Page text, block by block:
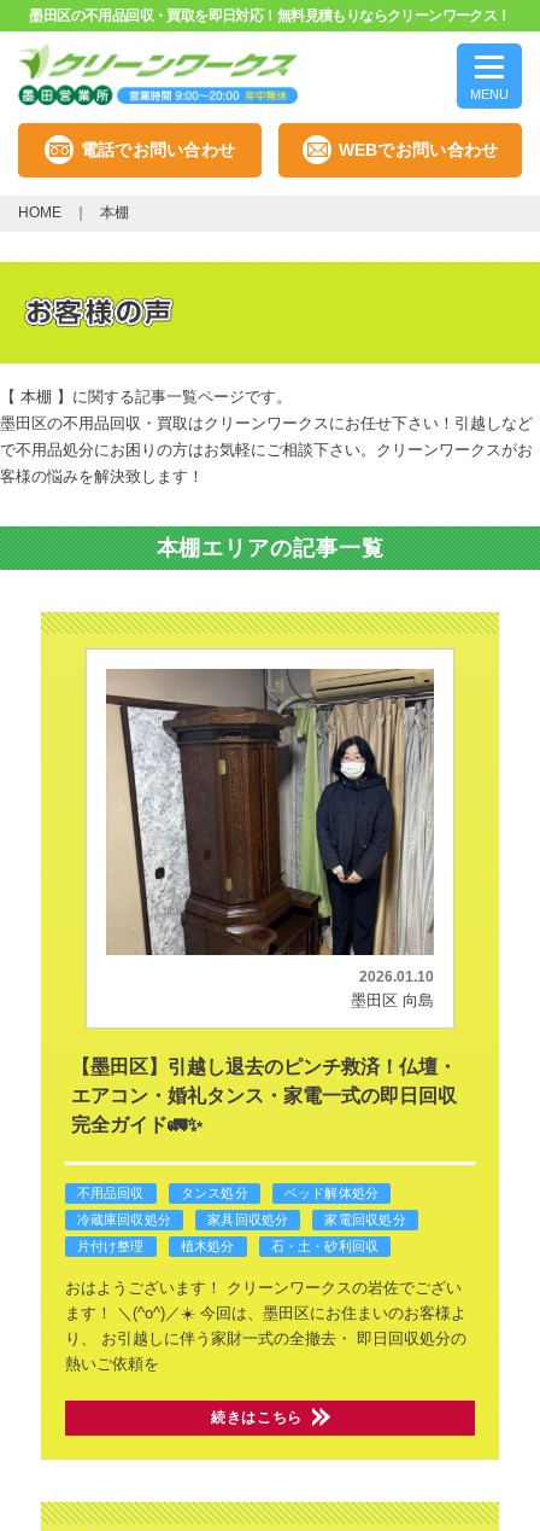
墨田区の不用品回収・買取を即日対応！無料見積もりならクリーンワークス！
MENU
電話でお問い合わせ WEBでお問い合わせ
HOME 本棚
【 本棚 】に関する記事一覧ページです。
墨田区の不用品回収・買取はクリーンワークスにお任せ下さい！引越しなど
で不用品処分にお困りの方はお気軽にご相談下さい。クリーンワークスがお
客様の悩みを解決致します！
本棚エリアの記事一覧
2026.01.10
墨田区 向島
【墨田区】引越し退去のピンチ救済！仏壇・
エアコン・婚礼タンス・家電一式の即日回収
完全ガイド🚛✨
不用品回収 タンス処分
ベッド解体処分
冷蔵庫回収処分
家具回収処分
家電回収処分
片付け整理
植木処分 石・土・砂利回収
おはようございます！
クリーンワークスの岩佐でござい
ます！
＼(^o^)／☀️ 今回は、墨田区にお住まいのお客様よ
り、
お引越しに伴う家財一式の全撤去・
即日回収処分の
熱いご依頼を
続きはこちら